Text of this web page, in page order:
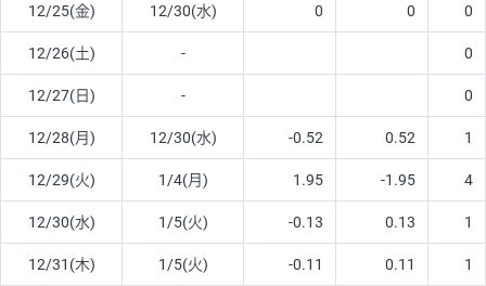
12/25(金) 12/30(水) 0 0 0
12/26(土) - 0
12/27(日) - 0
12/28(月) 12/30(水) -0.52 0.52 1
12/29(火) 1/4(月) 1.95 -1.95 4
12/30(水) 1/5(火) -0.13 0.13 1
12/31(木) 1/5(火) -0.11 0.11 1